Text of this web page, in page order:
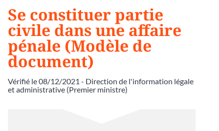
Se constituer partie
civile dans une affaire
pénale (Modèle de
document)
Vérifié le 08/12/2021 - Direction de l'information légale
et administrative (Premier ministre)